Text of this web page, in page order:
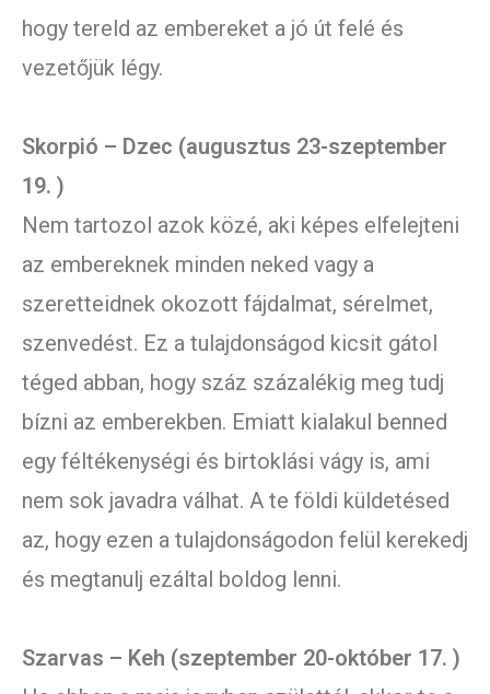
hogy tereld az embereket a jó út felé és
vezetőjük légy.
Skorpió – Dzec (augusztus 23-szeptember
19. )
Nem tartozol azok közé, aki képes elfelejteni
az embereknek minden neked vagy a
szeretteidnek okozott fájdalmat, sérelmet,
szenvedést. Ez a tulajdonságod kicsit gátol
téged abban, hogy száz százalékig meg tudj
bízni az emberekben. Emiatt kialakul benned
egy féltékenységi és birtoklási vágy is, ami
nem sok javadra válhat. A te földi küldetésed
az, hogy ezen a tulajdonságodon felül kerekedj
és megtanulj ezáltal boldog lenni.
Szarvas – Keh (szeptember 20-október 17. )